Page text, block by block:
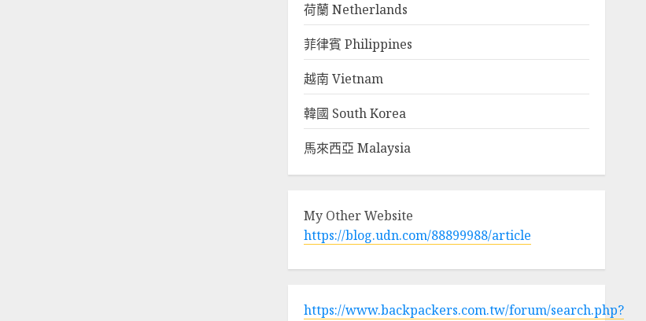
荷蘭 Netherlands
菲律賓 Philippines
越南 Vietnam
韓國 South Korea
馬來西亞 Malaysia
My Other Website
https://blog.udn.com/88899988/article
https://www.backpackers.com.tw/forum/search.php?